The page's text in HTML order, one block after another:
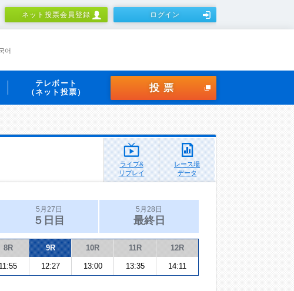
ネット投票会員登録 ログイン
어
テレボート
（ネット投票）
投票
ライブ&
リプレイ
レース場
データ
5月27日
５日目
5月28日
最終日
8R 9R 10R 11R 12R
11:55 12:27 13:00 13:35 14:11